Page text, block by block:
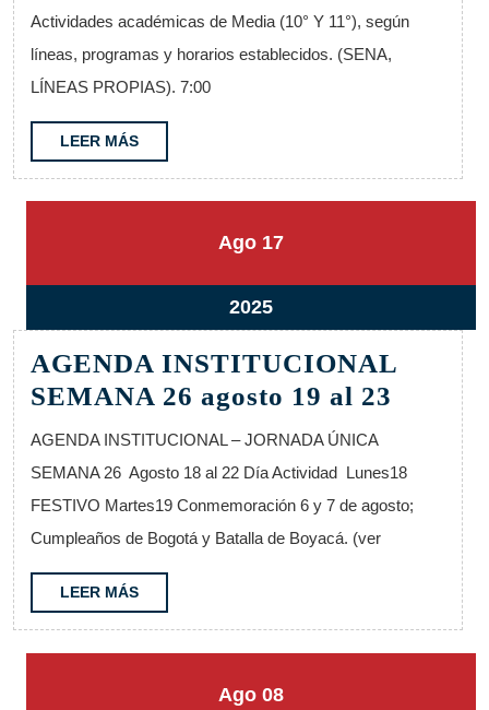
27
Agosto
Actividades académicas de Media (10° Y 11°), según
líneas, programas y horarios establecidos. (SENA,
LÍNEAS PROPIAS). 7:00
LEER MÁSLEER
MÁS
Ago17
2025
1717
202517
agosto,
2025
AGENDA INSTITUCIONAL
SEMANA 26 agosto 19 al 23
26
agosto
23
AGENDA INSTITUCIONAL – JORNADA ÚNICA
SEMANA 26 Agosto 18 al 22 Día Actividad Lunes18
FESTIVO Martes19 Conmemoración 6 y 7 de agosto;
Cumpleaños de Bogotá y Batalla de Boyacá. (ver
LEER MÁSLEER
MÁS
Ago8088